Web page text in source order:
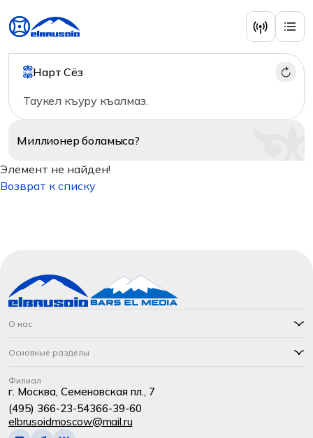
Нарт Сёз
Таукел къуру къалмаз.
Миллионерболамыса?
Элемент не найден!
Возврат к списку
О нас
Основные разделы
Филиал
г. Москва, Семеновская пл., 7
(495) 366-23-54366-39-60
elbrusoidmoscow@mail.ru